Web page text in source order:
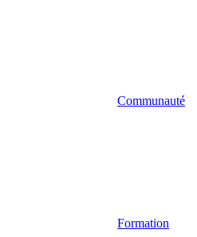
Communauté
Formation